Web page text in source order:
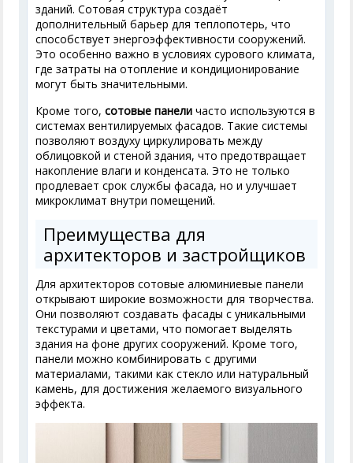
зданий. Сотовая структура создаёт
дополнительный барьер для теплопотерь, что
способствует энергоэффективности сооружений.
Это особенно важно в условиях сурового климата,
где затраты на отопление и кондиционирование
могут быть значительными.
Кроме того,сотовые панели часто используются в
системах вентилируемых фасадов. Такие системы
позволяют воздуху циркулировать между
облицовкой и стеной здания, что предотвращает
накопление влаги и конденсата. Это не только
продлевает срок службы фасада, но и улучшает
микроклимат внутри помещений.
Преимущества для
архитекторов и застройщиков
Для архитекторов сотовые алюминиевые панели
открывают широкие возможности для творчества.
Они позволяют создавать фасады с уникальными
текстурами и цветами, что помогает выделять
здания на фоне других сооружений. Кроме того,
панели можно комбинировать с другими
материалами, такими как стекло или натуральный
камень, для достижения желаемого визуального
эффекта.